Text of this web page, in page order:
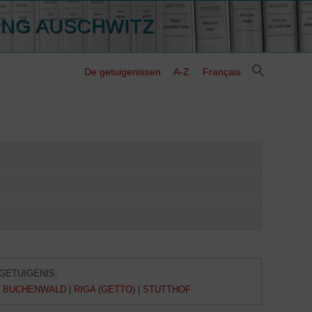
AUSCHWITZ
De getuigenissen A-Z Français
RIGA (GETTO) STUTTHOF